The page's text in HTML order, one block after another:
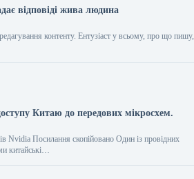
відповіді жива людина
контенту. Ентузіаст у всьому, про що пишу,
Китаю до передових мікросхем.
Nvidia Посилання скопійовано Один із провідних
китайські…